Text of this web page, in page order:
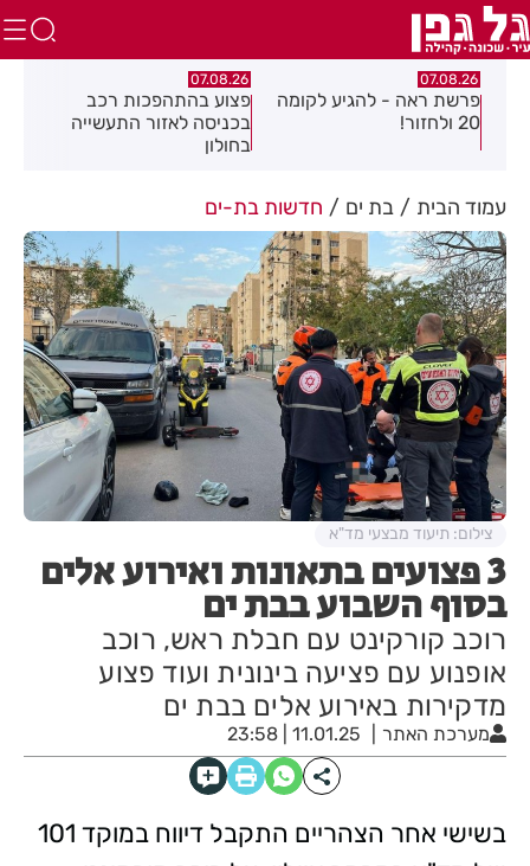
07.08.26
פרשת ראה - להגיע לקומה
20 ולחזור!
07.08.26
פצוע בהתהפכות רכב
בכניסה לאזור התעשייה
בחולון
עמוד הבית בת ים חדשות בת-ים
3 פצועים בתאונות ואירוע אלים
בסוף השבוע בבת ים
רוכב קורקינט עם חבלת ראש, רוכב
אופנוע עם פציעה בינונית ועוד פצוע
מדקירות באירוע אלים בבת ים
מערכת האתר 11.01.25 | 23:58
צילום: תיעוד מבצעי מד"א
בשישי אחר הצהריים התקבל דיווח במוקד 101